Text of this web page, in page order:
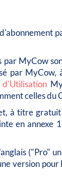
par MyCow
par MyCow,
celles du
à titre gratuit
en annexe
("Pro"
version pour